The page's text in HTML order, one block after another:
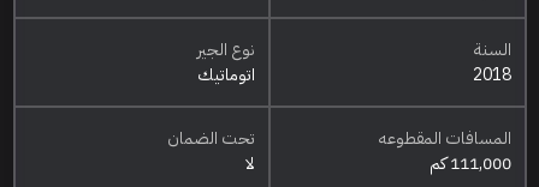
السنة
2018
نوع الجير
اتوماتيك
المسافات المقطوعه
111,000 كم
تحت الضمان
لا